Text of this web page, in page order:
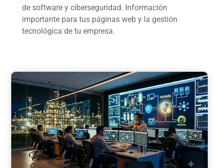
de software y ciberseguridad. Información
importante para tus páginas web y la gestión
tecnológica de tu empresa.